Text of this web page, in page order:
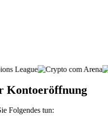
Kontoeröffnung
Folgendes tun: